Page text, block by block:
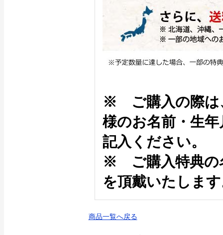
※ ご購入の際は
様のお名前・生
記入ください。
※ ご購入特典の
を頂戴いたしま
商品一覧へ戻る